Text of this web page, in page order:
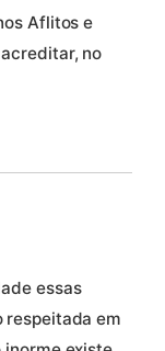
Aflitos e
no
essas
respeitada em